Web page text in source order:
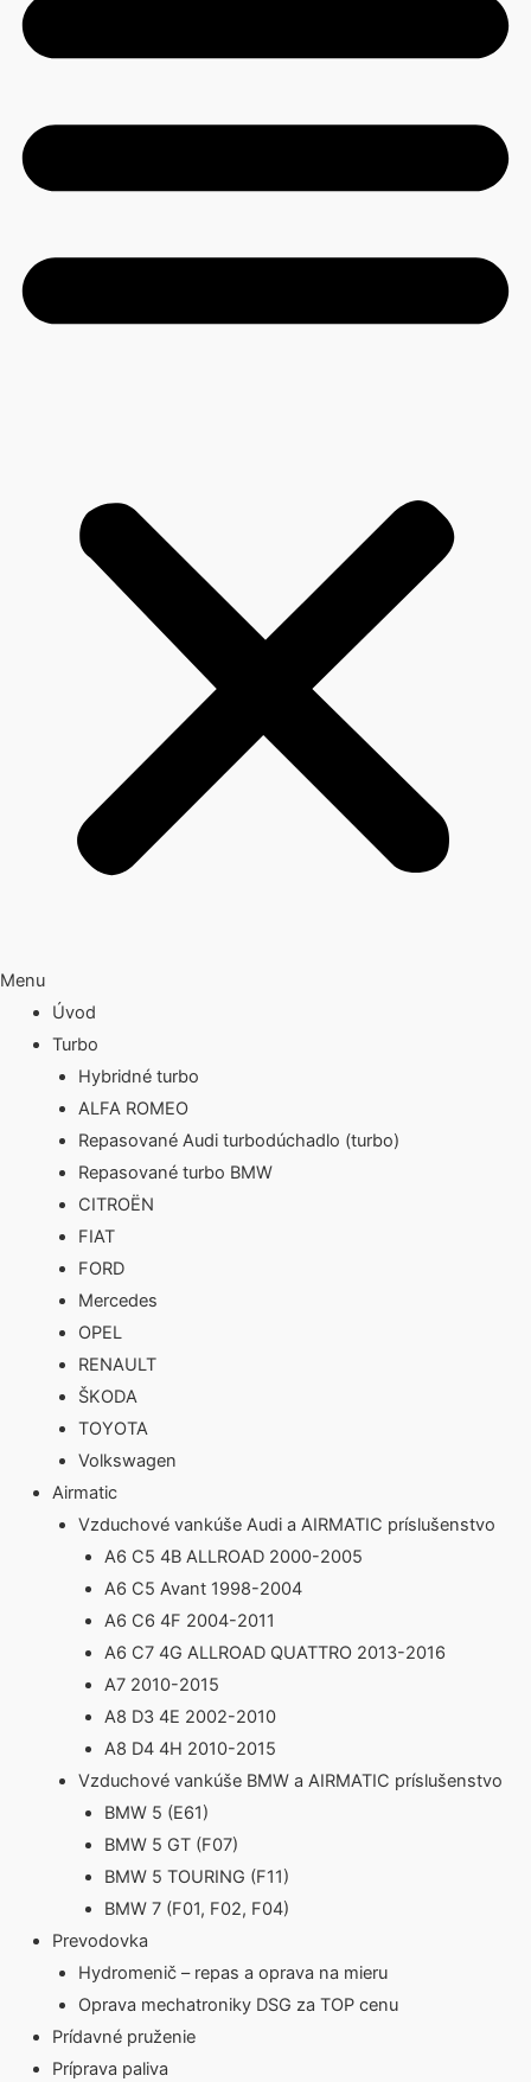
Menu
Úvod
Turbo
Hybridné turbo
ALFA ROMEO
Repasované Audi turbodúchadlo (turbo)
Repasované turbo BMW
CITROËN
FIAT
FORD
Mercedes
OPEL
RENAULT
ŠKODA
TOYOTA
Volkswagen
Airmatic
Vzduchové vankúše Audi a AIRMATIC príslušenstvo
A6 C5 4B ALLROAD 2000-2005
A6 C5 Avant 1998-2004
A6 C6 4F 2004-2011
A6 C7 4G ALLROAD QUATTRO 2013-2016
A7 2010-2015
A8 D3 4E 2002-2010
A8 D4 4H 2010-2015
Vzduchové vankúše BMW a AIRMATIC príslušenstvo
BMW 5 (E61)
BMW 5 GT (F07)
BMW 5 TOURING (F11)
BMW 7 (F01, F02, F04)
Prevodovka
Hydromenič – repas a oprava na mieru
Oprava mechatroniky DSG za TOP cenu
Prídavné pruženie
Príprava paliva